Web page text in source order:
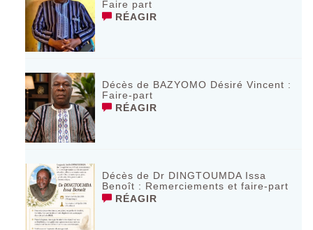
Faire part
RÉAGIR
Décès de BAZYOMO Désiré Vincent :
Faire-part
RÉAGIR
Décès de Dr DINGTOUMDA Issa
Benoît : Remerciements et faire-part
RÉAGIR